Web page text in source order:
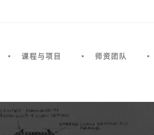
课程与项目 师资团队